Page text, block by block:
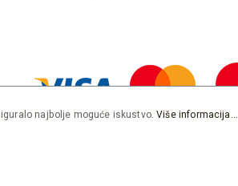
najbolje moguće iskustvo.Više informacija...